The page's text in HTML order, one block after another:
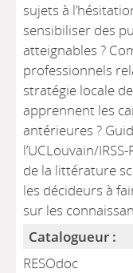
sujets à
sensibiliser des
atteignables ?
professionnels
stratégie locale
apprennent les
antérieures ?
l’UCLouvain/
de la littérature
les décideurs à
sur les
Catalogueur :
RESOdoc